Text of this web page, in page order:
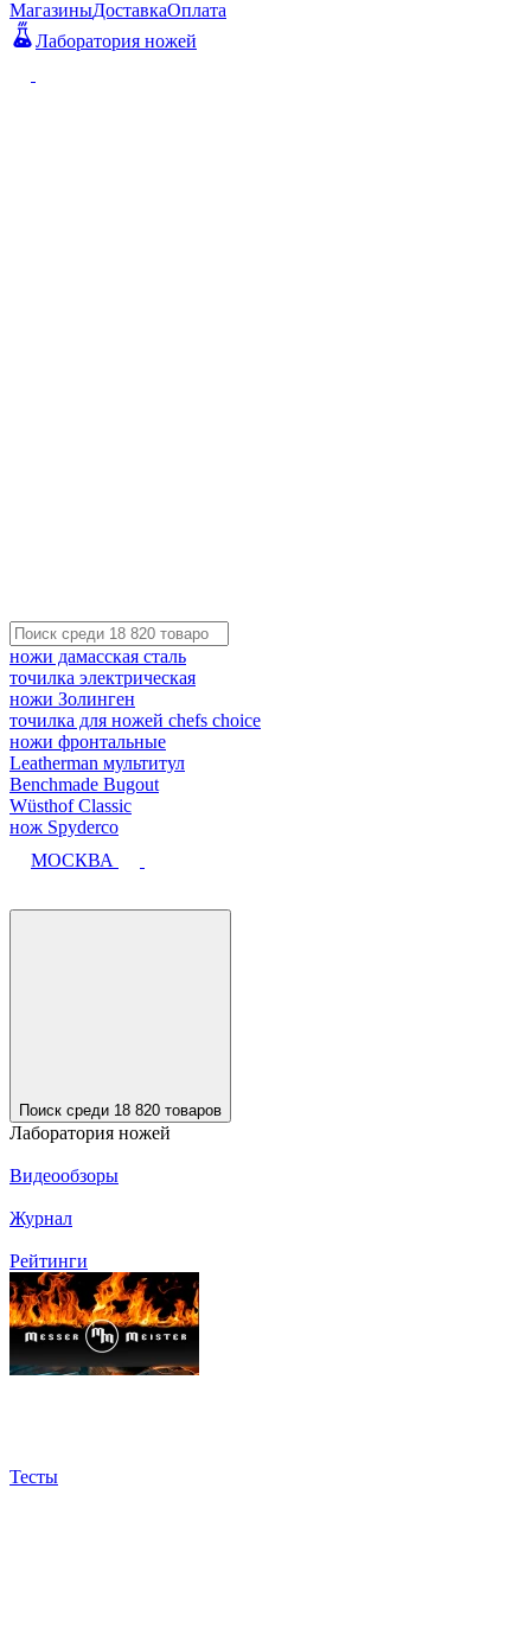
МагазиныДоставкаОплата
Лаборатория ножей
ножи дамасская сталь
точилка электрическая
ножи Золинген
точилка для ножей chefs choice
ножи фронтальные
Leatherman мультитул
Benchmade Bugout
Wüsthof Classic
нож Spyderco
МОСКВА
Поиск среди 18 820 товаров
Лаборатория ножей
Видеообзоры
Журнал
Рейтинги
Тесты